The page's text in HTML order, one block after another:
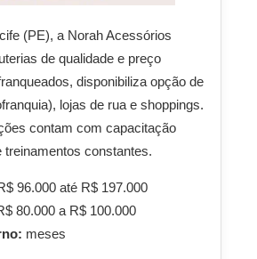
(PE), a Norah Acessórios
de qualidade e preço
disponibiliza opção de
lojas de rua e shoppings.
contam com capacitação
treinamentos constantes.
96.000 até R$ 197.000
80.000 a R$ 100.000
meses